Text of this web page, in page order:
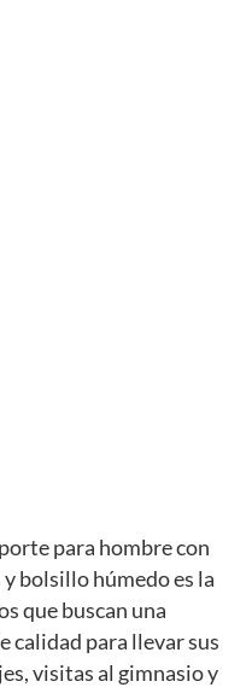
para hombre con
bolsillo húmedo es la
que buscan una
calidad para llevar sus
visitas al gimnasio y